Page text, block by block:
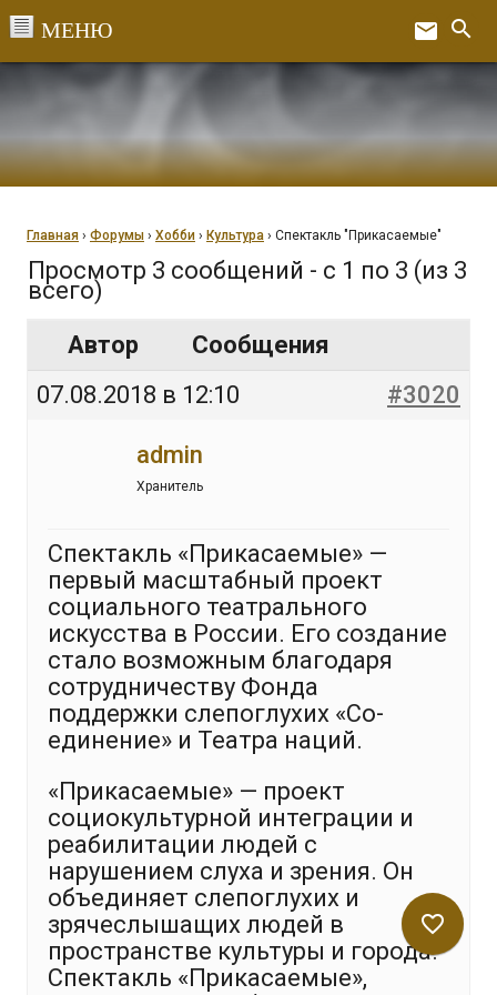
email search
Главная › Форумы › Хобби › Культура › Спектакль "Прикасаемые"
Просмотр 3 сообщений - с 1 по 3 (из 3
всего)
Автор
Сообщения
07.08.2018 в 12:10
#3020
admin
Хранитель
Спектакль «Прикасаемые» —
первый масштабный проект
социального театрального
искусства в России. Его создание
стало возможным благодаря
сотрудничеству Фонда
поддержки слепоглухих «Со-
единение» и Театра наций.
«Прикасаемые» — проект
социокультурной интеграции и
реабилитации людей с
нарушением слуха и зрения. Он
объединяет слепоглухих и
зрячеслышащих людей в
пространстве культуры и города.
Спектакль «Прикасаемые»,
favorite_border